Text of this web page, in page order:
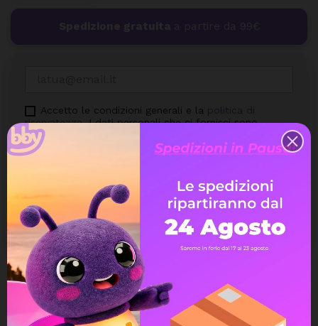
Accetto le condizioni generali e la
riservatezza. I dati personali che ci fornisci sono
utilizzati per rispondere alle tue domande, elaborare gli
ordini o consentire l'accesso a informazioni specifiche.
Hai il diritto di modificare e cancellare tutte le
Avvisami quando torna disponibile
Assistenza Live Chat
Ampia scelta di pagamenti